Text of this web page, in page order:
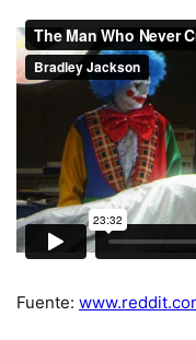
Fuente: